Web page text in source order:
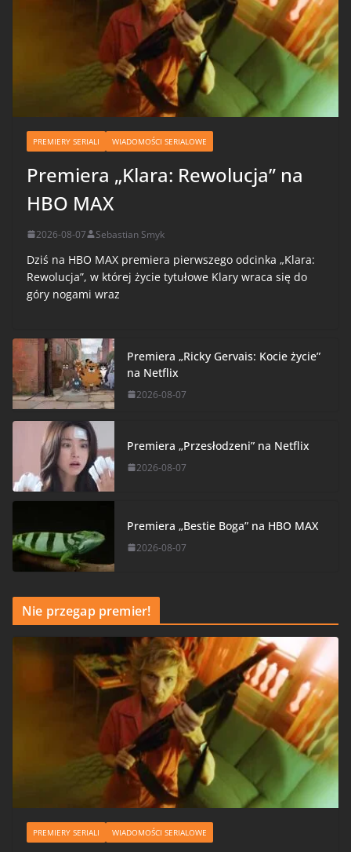
PREMIERY SERIALI WIADOMOŚCI SERIALOWE
Premiera „Klara: Rewolucja” na
HBO MAX
2026-08-07 Sebastian Smyk
Dziś na HBO MAX premiera pierwszego odcinka „Klara:
Rewolucja”, w której życie tytułowe Klary wraca się do
góry nogami wraz
Premiera „Ricky Gervais: Kocie życie”
na Netflix
2026-08-07
Premiera „Przesłodzeni” na Netflix
2026-08-07
Premiera „Bestie Boga” na HBO MAX
2026-08-07
Nie przegap premier!
PREMIERY SERIALI WIADOMOŚCI SERIALOWE